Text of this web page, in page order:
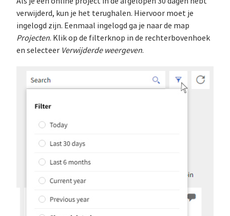
verwijderd, kun je het terughalen. Hiervoor moet je
ingelogd zijn. Eenmaal ingelogd ga je naar de map
Projecten. Klik op de filterknop in de rechterbovenhoek
en selecteer Verwijderde weergeven.